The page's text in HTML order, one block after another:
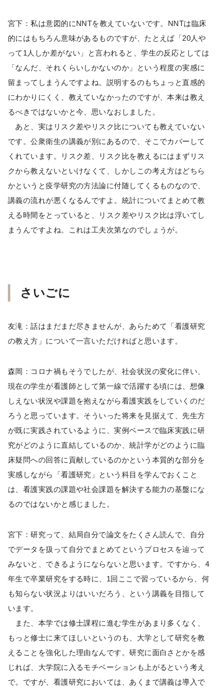
宮下：私は意図的にNNTを教えていないです。NNTは臨床
的にはもちろん意味があるものですが、たとえば「20人や
って1人しか差がない」と言われると、学生の反応としては
「なんだ、それくらいしかないのか」という程度の実感に
留まってしまうんですよね。説明するのもちょっと直感的
にわかりにくく、教えていなかったのですが、本来は教え
るべきではないかと今、思いなおしました。
あと、実はリスク差やリスク比についても教えていない
です。公衆衛生の講義が別にあるので、そこでカバーして
くれています。リスク差、リスク比を教えるにはまずリス
クから教えないといけなくて、しかしこの考え方はどちら
かというと疫学研究の方法論に付随してくるものなので、
講義の流れが悪くなるんですよ。統計についてまとめて教
える時間をとっていると、リスク差やリスク比は浮いてし
まうんですよね。これは工夫次第なのでしょうが。
さいごに
友滝：話はまだまだ尽きませんが、あらためて「看護研究
の教え方」について一言いただければと思います。
森岡：コロナ禍もそうでしたが、社会状況の変化に伴い、
現在の学生が看護師として第一線で活躍する頃には、想像
しえない状況や課題を抱えながら看護実践をしていくのだ
ろうと思っています。そういった将来を見据えて、先生方
が既に実践されているように、実例ベースで臨床実践に研
究がどのように直結しているのか、統計学がどのように臨
床疑問への回答に貢献しているのかという本質的な部分を
実感しながら「看護研究」という科目を学んでおくこと
は、看護実践の課題や社会課題を解決する能力の基盤にな
るのではないかと感じました。
宮下：研究って、結局自分で論文をたくさん読んで、自分
でデータを扱って自分でまとめてというプロセスを辿って
みないと、できるようにならないと思います。ですから、4
年生で卒業研究をする時に、1回ここで習っているから、何
も知らない状況よりはいいだろう、という講義を目指して
います。
また、本学では修士課程に進む学生があまり多くなく、
もっと修士に来てほしいというのも、大学として研究を教
えることを強化した理由なんです。研究に面白さとかを感
じれば、大学院に入るモチベーションも上がるという考え
で。ですが、看護研究においては、あくまで講義は導入で